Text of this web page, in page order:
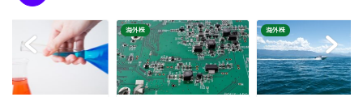
海外株 海外株